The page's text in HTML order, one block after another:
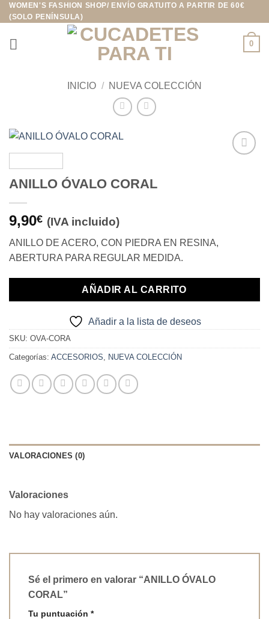
Saltar
al
contenido
WOMEN'S FASHION SHOP/ ENVÍO GRATUITO A PARTIR DE 60€
(SOLO PENÍNSULA)
0
INICIO / NUEVA COLECCIÓN
ANILLO ÓVALO CORAL
9,90€ (IVA incluido)
ANILLO DE ACERO, CON PIEDRA EN RESINA,
ABERTURA PARA REGULAR MEDIDA.
AÑADIR AL CARRITO
Añadir a la lista de deseos
SKU: OVA-CORA
Categorías: ACCESORIOS NUEVA COLECCIÓN
VALORACIONES (0)
Valoraciones
No hay valoraciones aún.
Sé el primero en valorar “ANILLO ÓVALO
CORAL”
Tu puntuación *